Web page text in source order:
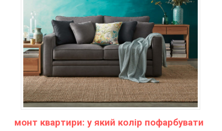
монт квартири: у який колір пофарбувати